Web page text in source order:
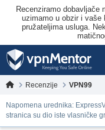
Recenziramo dobavljače
uzimamo u obzir i vaše
pružateljima usluga.
Recenzije VPN99
Napomena urednika:
stranica su dio iste vlasničke